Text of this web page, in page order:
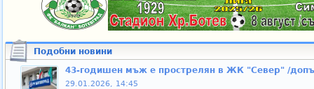
Подобни новини
43-годишен мъж е прострелян в ЖК "Север" /
29.01.2026, 14:45